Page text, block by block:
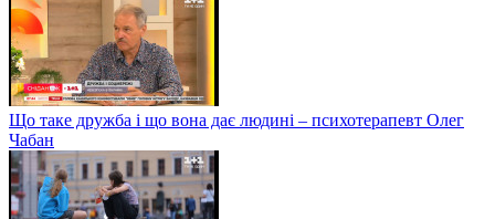
Що таке дружба і що вона дає людині – психотерапевт Олег
Чабан